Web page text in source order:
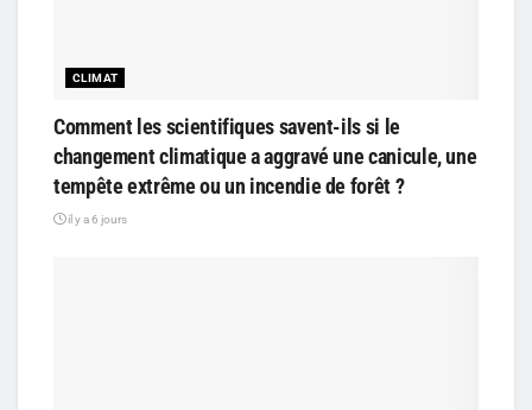
CLIMAT
Comment les scientifiques savent-ils si le
changement climatique a aggravé une canicule, une
tempête extrême ou un incendie de forêt ?
il y a 6 jours